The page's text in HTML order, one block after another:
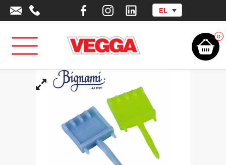
EL
0
Αρχική σελίδα Αθλητικά Είδη - Εξοπλισμός/Outlet/Αθλήματα